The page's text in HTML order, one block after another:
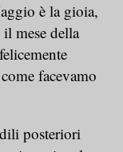
è la gioia,
mese della
facevamo
posteriori